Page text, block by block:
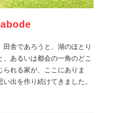
舎であろうと、湖のほとり
あるいは都会の一角のどこ
れる家が、ここにありま
出を作り続けてきました。